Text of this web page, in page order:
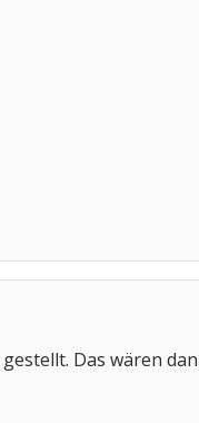
Das wären